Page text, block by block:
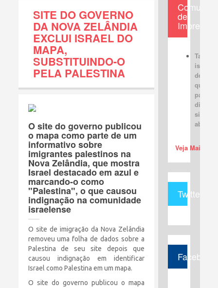
SITE DO GOVERNO
DA NOVA ZELÂNDIA
EXCLUI ISRAEL DO
MAPA,
SUBSTITUINDO-O
PELA PALESTINA
O site do governo publicou
o mapa como parte de um
informativo sobre
imigrantes palestinos na
Nova Zelândia, que mostra
Israel destacado em azul e
marcando-o como
"Palestina", o que causou
indignação na comunidade
israelense
O site de imigração da Nova Zelândia
removeu uma folha de dados sobre a
Palestina de seu site depois que
causou indignação em identificar
Israel como Palestina em um mapa.
O site do governo publicou o mapa
de
Imprensa
Tabus
devem
para
sincera
aberta
Veja Mais (+)
Twitter
Facebook